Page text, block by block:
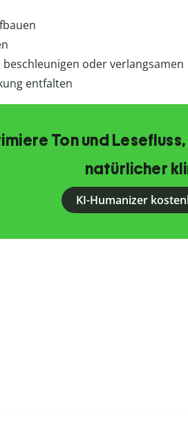
beschleunigen oder verlangsamen
entfalten
Ton und
natürlicher
KI-Humanizer